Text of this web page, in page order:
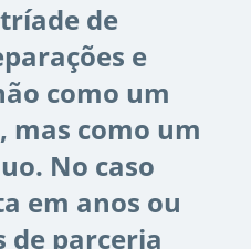
de
e
como um
como um
No caso
em anos ou
de parceria